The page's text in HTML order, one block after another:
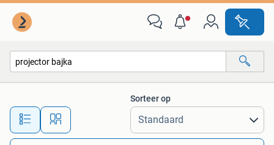
Alle afstanden…
Sorteer op